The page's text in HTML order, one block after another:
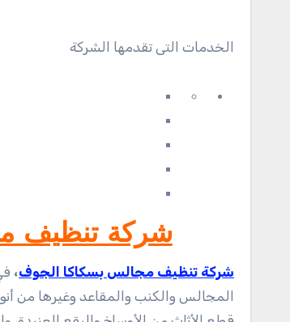
الخدمات التى تقدمها الشركة
شركة تنظيف مجالس
شركة تنظيف مجالس بسكاكا الجوف،
المجالس والكنب والمقاعد وغيرها من